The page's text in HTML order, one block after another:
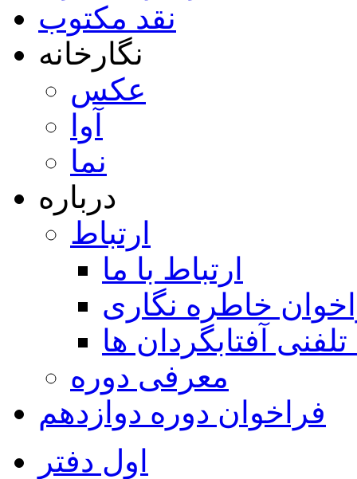
نقد مکتوب
نگارخانه
عکس
آوا
نما
درباره
ارتباط
ارتباط با ما
خاطره نگاری
تلفنی آفتابگردان ها
معرفی دوره
فراخوان دوره دوازدهم
اول دفتر